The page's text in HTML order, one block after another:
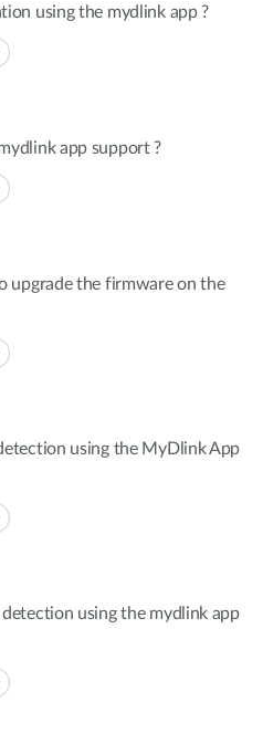
using the mydlink app ?
app support ?
upgrade the firmware on the
using the MyDlink App
using the mydlink app